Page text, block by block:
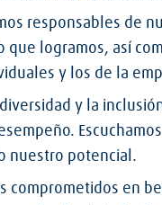
responsables de
que logramos, así
y los de la
diversidad y la
nuestro potencial.
comprometidos en